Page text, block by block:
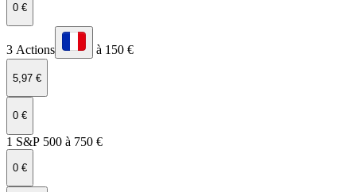
0 €
3 Actions à 150 €
5,97 €
0 €
1 S&P 500 à 750 €
0 €